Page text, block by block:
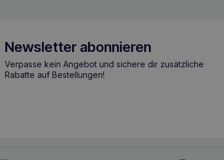
Newsletter abonnieren
Verpasse kein Angebot und sichere dir zusätzliche
Rabatte auf Bestellungen!